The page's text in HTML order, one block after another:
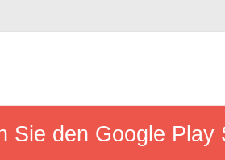
Sie den Google Play